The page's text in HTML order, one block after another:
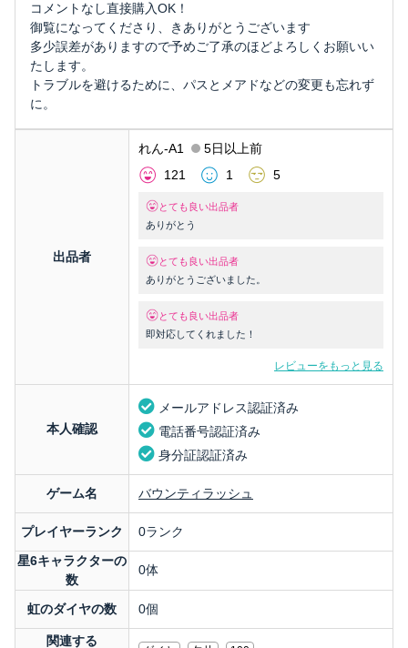
コメントなし直接購入OK！
御覧になってくださり、きありがとうございます
多少誤差がありますので予めご了承のほどよろしくお願いい
たします。
トラブルを避けるために、パスとメアドなどの変更も忘れず
に。
出品者
れん-A1
5日以上前
121
1 5
とても良い出品者
ありがとう
とても良い出品者
ありがとうございました。
とても良い出品者
即対応してくれました！
レビューをもっと見る
本人確認
メールアドレス認証済み
電話番号認証済み
身分証認証済み
ゲーム名 バウンティラッシュ
プレイヤーランク
0ランク
星6キャラクターの
数
0体
虹のダイヤの数 0個
関連する